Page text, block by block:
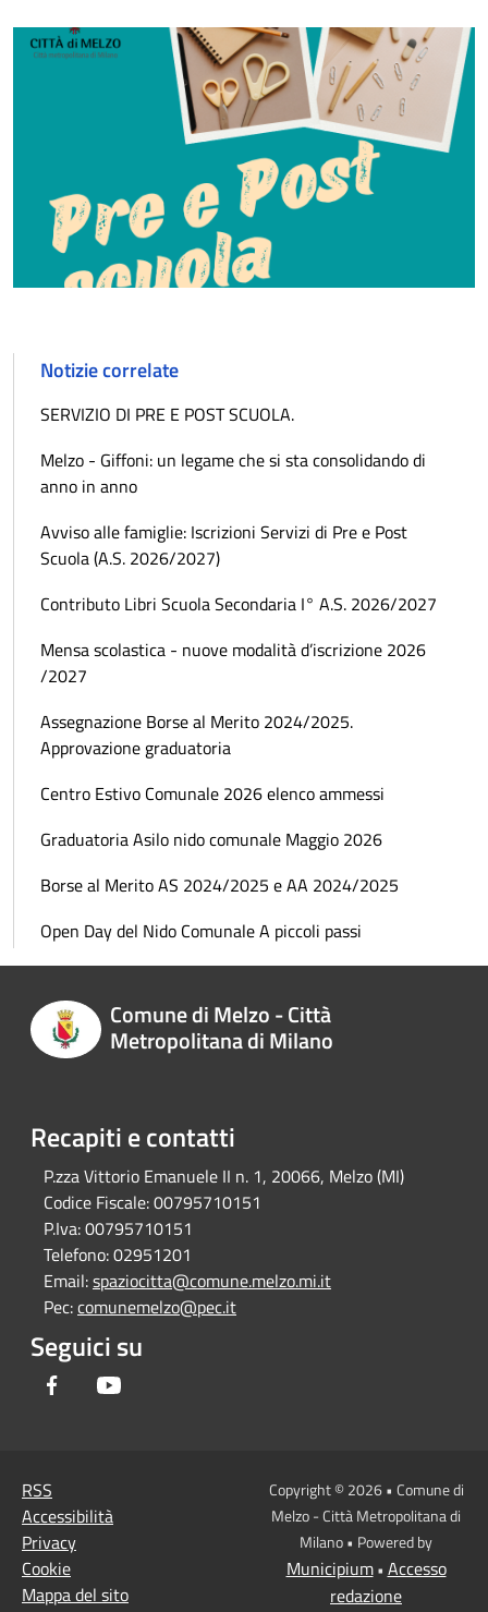
Notizie correlate
SERVIZIO DI PRE E POST SCUOLA.
Melzo - Giffoni: un legame che si sta consolidando di
anno in anno
Avviso alle famiglie: Iscrizioni Servizi di Pre e Post
Scuola (A.S. 2026/2027)
Contributo Libri Scuola Secondaria I° A.S. 2026/2027
Mensa scolastica - nuove modalità d’iscrizione 2026
/2027
Assegnazione Borse al Merito 2024/2025.
Approvazione graduatoria
Centro Estivo Comunale 2026 elenco ammessi
Graduatoria Asilo nido comunale Maggio 2026
Borse al Merito AS 2024/2025 e AA 2024/2025
Open Day del Nido Comunale A piccoli passi
Comune di Melzo - Città
Metropolitana di Milano
Recapiti e contatti
P.zza Vittorio Emanuele II n. 1, 20066, Melzo (MI)
Codice Fiscale:00795710151
P.Iva:00795710151
Telefono:02951201
Email:spaziocitta@comune.melzo.mi.it
Pec:comunemelzo@pec.it
Seguici su
Facebook
RSS
Accessibilità
Privacy
Cookie
Mappa del sito
Copyright © 2026 • Comune di
Melzo - Città Metropolitana di
Milano • Powered by
Municipium• Accesso
redazione